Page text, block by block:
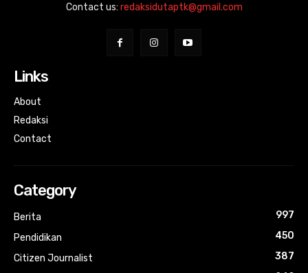
Contact us: redaksidutaptk@gmail.com
Links
About
Redaksi
Contact
Category
Berita
997
Pendidikan
450
Citizen Journalist
387